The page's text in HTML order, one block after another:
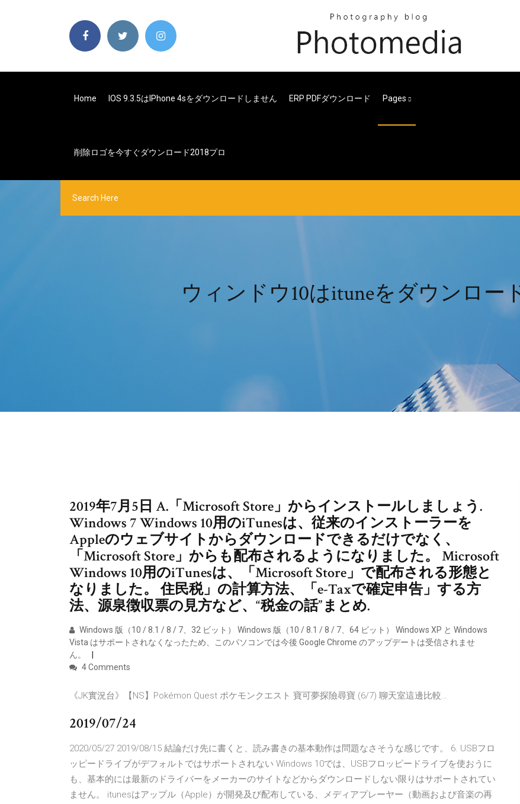
Home IOS 9.3.5はiPhone 4sをダウンロードしません ERP PDFダウンロード Pages
削除ロゴを今すぐダウンロード2018プロ
ウィンドウ10はitun​​eをダウンロー
2019年7月5日 A.「Microsoft Store」からインストールしましょう.
Windows 7 Windows 10用のiTunesは、従来のインストーラーを
Appleのウェブサイトからダウンロードできるだけでなく、
「Microsoft Store」からも配布されるようになりました。 Microsoft
Windows 10用のiTunesは、「Microsoft Store」で配布される形態と
なりました。 住民税」の計算方法、「e-Taxで確定申告」する方
法、源泉徴収票の見方など、“税金の話”まとめ.
Windows 版（10 / 8.1 / 8 / 7、32 ビット） Windows 版（10 / 8.1 / 8 / 7、64 ビット） Windows XP と Windows
Vista はサポートされなくなったため、このパソコンでは今後 Google Chrome のアップデートは受信されませ
ん。
4 Comments
《JK實況台》【NS】Pokémon Quest ポケモンクエスト 寶可夢探險尋寶 (6/7) 聊天室這邊比較…
2019/07/24
2020/05/27 2019/08/15 結論だけ先に書くと、読み書きの基本動作は問題なさそうな感じです。 6. USBフロ
ッピードライブがデフォルトではサポートされない Windows 10では、USBフロッピードライブを使おうに
も、基本的には最新のドライバーをメーカーのサイトなどからダウンロードしない限りはサポートされてい
ません。 itunesはアップル（Apple）が開発及び配布している、メディアプレーヤー（動画および音楽の再